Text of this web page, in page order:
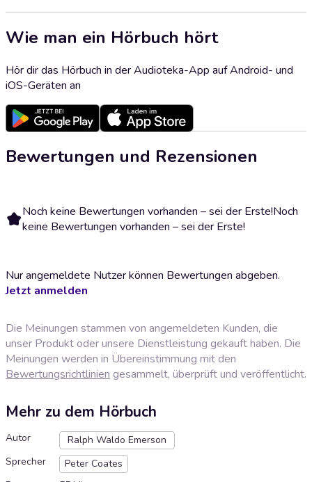
Wie man ein Hörbuch hört
Hör dir das Hörbuch in der Audioteka-App auf Android- und
iOS-Geräten an
Bewertungen und Rezensionen
Noch keine Bewertungen vorhanden – sei der Erste!Noch
keine Bewertungen vorhanden – sei der Erste!
Nur angemeldete Nutzer können Bewertungen abgeben.
Jetzt anmelden
Die Meinungen stammen von angemeldeten Kunden, die
unser Produkt oder unsere Dienstleistung gekauft haben. Die
Meinungen werden in Übereinstimmung mit den
Bewertungsrichtlinien gesammelt, überprüft und veröffentlicht.
Mehr zu dem Hörbuch
Autor
Ralph Waldo Emerson
Sprecher
Peter Coates